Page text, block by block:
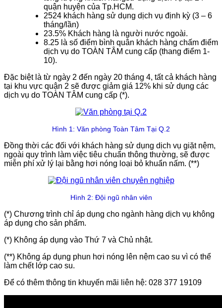
quận huyện của Tp.HCM.
2524 khách hàng sử dụng dịch vụ định kỳ (3 – 6
tháng/lần)
23.5% Khách hàng là người nước ngoài.
8.25 là số điểm bình quân khách hàng chấm điểm
dịch vụ do TOÀN TÂM cung cấp (thang điểm 1-
10).
Đặc biệt là từ ngày 2 đến ngày 20 tháng 4, tất cả khách hàng
tại khu vực quận 2 sẽ được giảm giá 12% khi sử dụng các
dịch vụ do TOÀN TÂM cung cấp (*).
Hình 1: Văn phòng Toàn Tâm Tại Q.2
Đồng thời các đối với khách hàng sử dụng dịch vụ giặt nệm,
ngoài quy trình làm việc tiêu chuẩn thông thường, sẽ được
miễn phí xử lý lại bằng hơi nóng loại bỏ khuẩn nấm. (**)
Hình 2: Đội ngũ nhân viên
(*) Chương trình chỉ áp dụng cho ngành hàng dịch vụ không
áp dụng cho sản phẩm.
(*) Không áp dụng vào Thứ 7 và Chủ nhật.
(**) Không áp dụng phun hơi nóng lên nệm cao su vì có thể
làm chết lớp cao su.
Để có thêm thông tin khuyến mãi liên hệ: 028 377 19109